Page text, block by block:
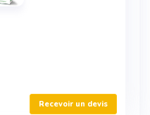
Recevoir un devis